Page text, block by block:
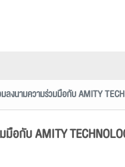
งนามความร่วมมือกับ AMITY
กับ AMITY